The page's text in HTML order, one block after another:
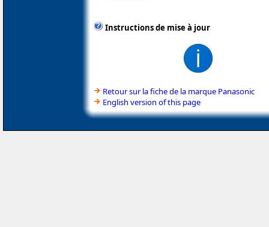
Instructions de mise à jour
Retour sur la fiche de la marque Panasonic
English version of this page